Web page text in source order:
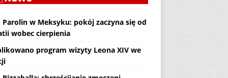
Parolin w Meksyku: pokój zaczyna się od
wobec cierpienia
program wizyty Leona XIV we